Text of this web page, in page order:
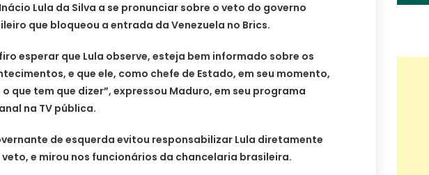
Lula da Silva a se pronunciar sobre o veto do governo
que bloqueou a entrada da Venezuela no Brics.
esperar que Lula observe, esteja bem informado sobre os
e que ele, como chefe de Estado, em seu momento,
que tem que dizer”, expressou Maduro, em seu programa
na TV pública.
de esquerda evitou responsabilizar Lula diretamente
veto, e mirou nos funcionários da chancelaria brasileira.